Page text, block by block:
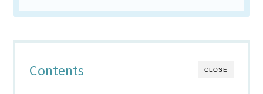
CLOSE
Contents